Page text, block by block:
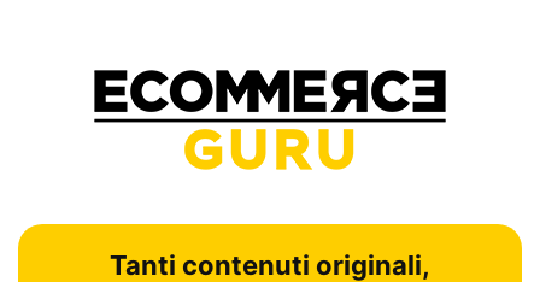
Tanti contenuti originali,